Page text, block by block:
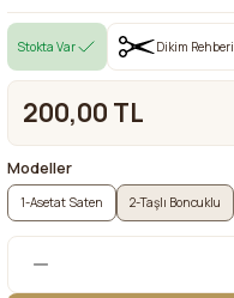
Stokta Var Dikim Rehberi
200,00 TL
Modeller
1-Asetat Saten 2-Taşlı Boncuklu